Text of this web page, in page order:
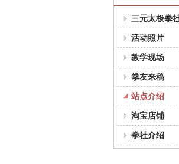
三元太极拳
活动照片
教学现场
拳友来稿
站点介绍
淘宝店铺
拳社介绍